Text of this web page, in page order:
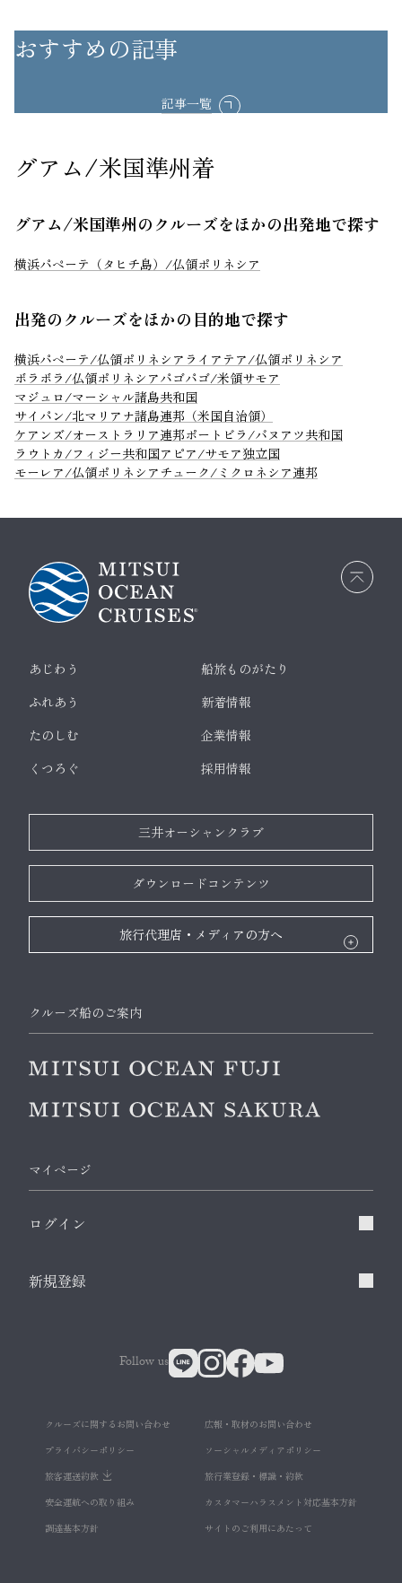
おすすめの記事
記事一覧
グアム/米国準州着
グアム/米国準州のクルーズをほかの出発地で探す
横浜パペーテ（タヒチ島）/仏領ポリネシア
出発のクルーズをほかの目的地で探す
横浜パペーテ/仏領ポリネシア ライアテア/仏領ポリネシア
ボラボラ/仏領ポリネシアパゴパゴ/米領サモア
マジュロ/マーシャル諸島共和国
サイパン/北マリアナ諸島連邦（米国自治領）
ケアンズ/オーストラリア連邦ポートビラ/バヌアツ共和国
ラウトカ/フィジー共和国アピア/サモア独立国
モーレア/仏領ポリネシア チューク/ミクロネシア連邦
画面
最上
あじわう
ふれあう
たのしむ
くつろぐ
船旅ものがたり
新着情報
企業情報
採用情報
三井オーシャンクラブ
ダウンロードコンテンツ
旅行代理店・メディアの方へ
クルーズ船のご案内
マイページ
ログイン
新規登録
クルーズに関するお問い合わせ
広報・取材のお問い合わせ
プライバシーポリシー
ソーシャルメディアポリシー
旅客運送約款
旅行業登録・標識・約款
安全運航への取り組み
カスタマーハラスメント対応基本方針
調達基本方針
サイトのご利用にあたって
Follow us